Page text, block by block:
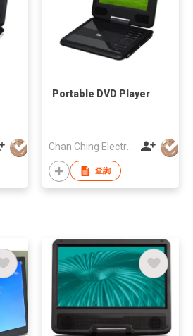
Portable DVD Player
Chan Ching Electronic Technology Co
查詢